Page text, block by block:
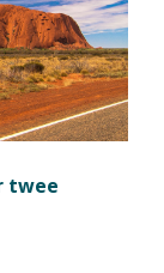
twee